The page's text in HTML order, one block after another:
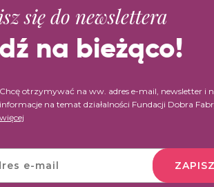
się do newslettera
na bieżąco!
Chcę otrzymywać na ww. adres e-mail, newsletter i
informacje na temat działalności Fundacji Dobra
więcej